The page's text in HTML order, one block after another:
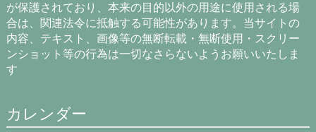
が保護されており、本来の目的以外の用途に使用される場
合は、関連法令に抵触する可能性があります。当サイトの
内容、テキスト、画像等の無断転載・無断使用・スクリー
ンショット等の行為は一切なさらないようお願いいたしま
す
カレンダー